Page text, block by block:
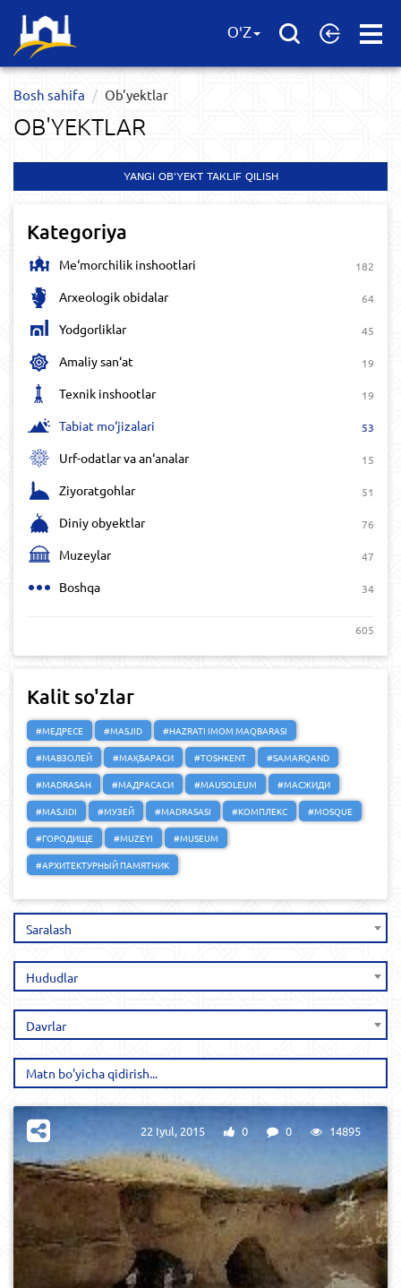
Open
O'Z
Bosh sahifa Ob'yektlar​
OB'YEKTLAR​
YANGI OB'YEKT TAKLIF QILISH
Kategoriya
Me‘morchilik inshootlari 182
Arxeologik obidalar 64
Yodgorliklar 45
Amaliy san‘at 19
Texnik inshootlar 19
Tabiat mo‘jizalari 53
Urf-odatlar va an‘analar 15
Ziyoratgohlar 51
Diniy obyektlar 76
Muzeylar 47
Boshqa 34
605
Kalit so'zlar
#МЕДРЕСЕ #MASJID
#HAZRATI IMOM MAQBARASI
#МАВЗОЛЕЙ
#МАҚБАРАСИ #TOSHKENT
#SAMARQAND
#MADRASAH
#МАДРАСАСИ #MAUSOLEUM
#МАСЖИДИ
#MASJIDI
#МУЗЕЙ #MADRASASI #КОМПЛЕКС
#MOSQUE
#ГОРОДИЩЕ
#MUZEYI
#MUSEUM
#АРХИТЕКТУРНЫЙ ПАМЯТНИК
Saralash
Hududlar
Davrlar
22 Iyul, 2015 0 0 14895